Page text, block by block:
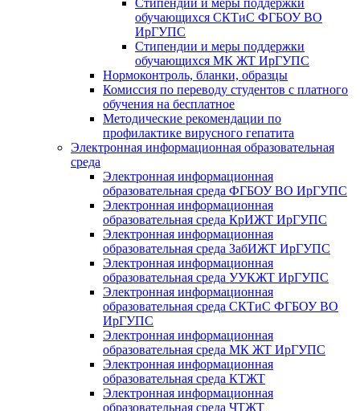
Стипендии и меры поддержки
обучающихся СКТиС ФГБОУ ВО
ИрГУПС
Стипендии и меры поддержки
обучающихся МК ЖТ ИрГУПС
Нормоконтроль, бланки, образцы
Комиссия по переводу студентов с платного
обучения на бесплатное
Методические рекомендации по
профилактике вирусного гепатита
Электронная информационная образовательная
среда
Электронная информационная
образовательная среда ФГБОУ ВО ИрГУПС
Электронная информационная
образовательная среда КрИЖТ ИрГУПС
Электронная информационная
образовательная среда ЗабИЖТ ИрГУПС
Электронная информационная
образовательная среда УУКЖТ ИрГУПС
Электронная информационная
образовательная среда СКТиС ФГБОУ ВО
ИрГУПС
Электронная информационная
образовательная среда МК ЖТ ИрГУПС
Электронная информационная
образовательная среда КТЖТ
Электронная информационная
образовательная среда ЧТЖТ